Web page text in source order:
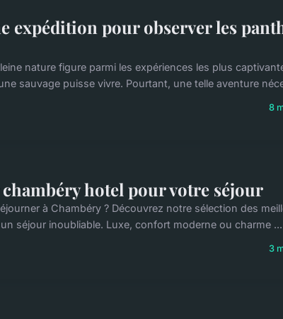
expédition pour observer les
nature figure parmi les expériences les plus
sauvage puisse vivre. Pourtant, une telle aventure
8
hotel pour votre séjour
à Chambéry ? Découvrez notre sélection des
séjour inoubliable. Luxe, confort moderne ou charme ...
3